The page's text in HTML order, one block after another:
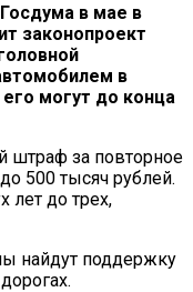
Госдума в мае в
законопроект
в
могут до конца
штраф за повторное
500 тысяч рублей.
лет до трех,
найдут поддержку